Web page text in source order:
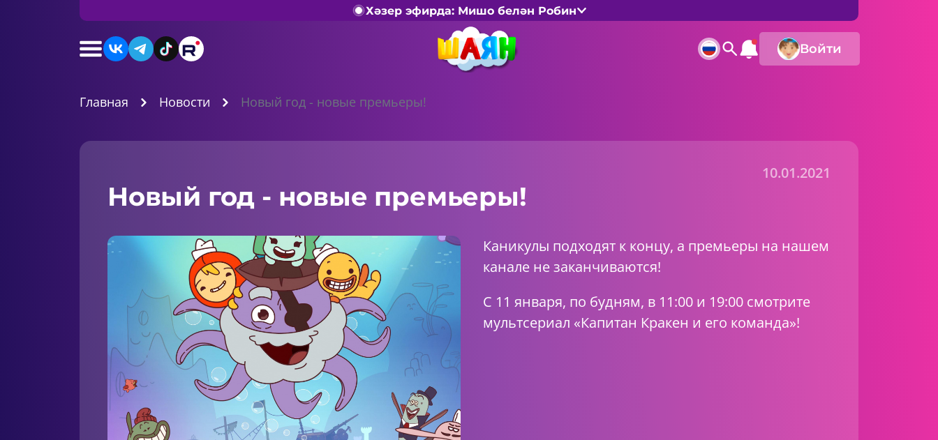
Хәзер эфирда: Мишо белән Робин
Войти
Главная Новости Новый год - новые премьеры!
10.01.2021
Новый год - новые премьеры!
Каникулы подходят к концу, а премьеры на нашем
канале не заканчиваются!
С 11 января, по будням, в 11:00 и 19:00 смотрите
мультсериал «Капитан Кракен и его команда»!